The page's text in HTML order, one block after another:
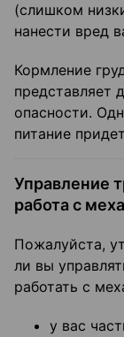
(слишком
нанести вред
Кормление
представляет
опасности.
питание
Управление
работа с
Пожалуйста,
ли вы
работать с
у вас